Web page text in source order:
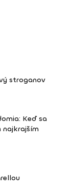
stroganov
Keď sa